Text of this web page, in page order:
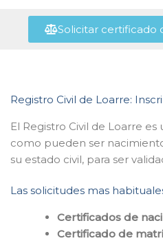
Solicitar certificado
Registro Civil de Loarre:
El Registro Civil de Loarre
como pueden ser
su estado civil, para ser
Las solicitudes mas
Certificados de
Certificado de